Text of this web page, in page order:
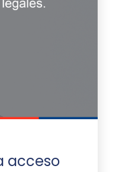
acceso